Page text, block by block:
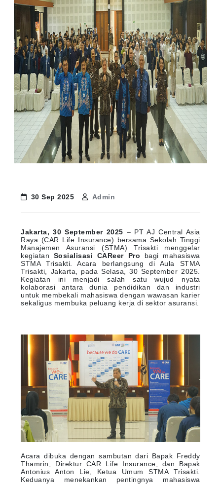
30 Sep 2025 Admin
Jakarta, 30 September 2025 – PT AJ Central Asia
Raya (CAR Life Insurance) bersama Sekolah Tinggi
Manajemen Asuransi (STMA) Trisakti menggelar
kegiatan Sosialisasi CAReer Pro bagi mahasiswa
STMA Trisakti. Acara berlangsung di Aula STMA
Trisakti, Jakarta, pada Selasa, 30 September 2025.
Kegiatan ini menjadi salah satu wujud nyata
kolaborasi antara dunia pendidikan dan industri
untuk membekali mahasiswa dengan wawasan karier
sekaligus membuka peluang kerja di sektor asuransi.
Acara dibuka dengan sambutan dari Bapak Freddy
Thamrin, Direktur CAR Life Insurance, dan Bapak
Antonius Anton Lie, Ketua Umum STMA Trisakti.
Keduanya menekankan pentingnya mahasiswa